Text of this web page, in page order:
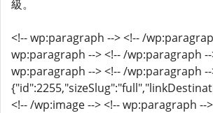
級。
<!-- wp:paragraph --> <!-- /
wp:paragraph --> <!-- /wp:paragraph --
wp:paragraph --> <!-- /wp:paragraph
<!-- /wp:image --> <!-- wp:paragraph --